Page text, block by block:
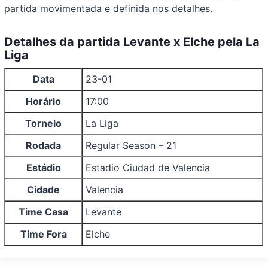
partida movimentada e definida nos detalhes.
Detalhes da partida Levante x Elche pela La
Liga
Data
23-01
Horário
17:00
Torneio
La Liga
Rodada
Regular Season – 21
Estádio
Estadio Ciudad de Valencia
Cidade
Valencia
Time Casa
Levante
Time Fora
Elche